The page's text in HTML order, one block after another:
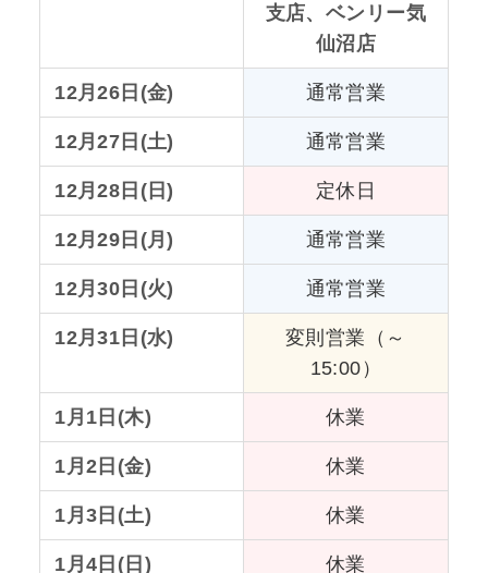
支店、ベンリー気
仙沼店
12月26日(金) 通常営業
12月27日(土) 通常営業
12月28日(日) 定休日
12月29日(月) 通常営業
12月30日(火) 通常営業
12月31日(水)
変則営業（～
15:00）
1月1日(木) 休業
1月2日(金) 休業
1月3日(土) 休業
1月4日(日) 休業